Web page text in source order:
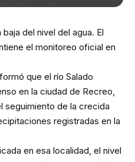
del nivel del agua. El
el monitoreo oficial en
que el río Salado
en la ciudad de Recreo,
seguimiento de la crecida
registradas en la
en esa localidad, el nivel